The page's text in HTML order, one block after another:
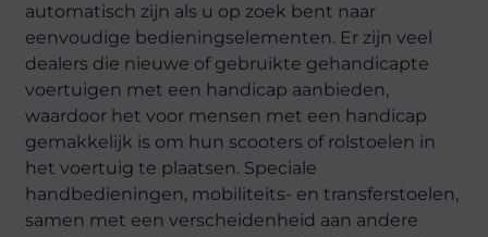
automatisch zijn als u op zoek bent naar
eenvoudige bedieningselementen. Er zijn veel
dealers die nieuwe of gebruikte gehandicapte
voertuigen met een handicap aanbieden,
waardoor het voor mensen met een handicap
gemakkelijk is om hun scooters of rolstoelen in
het voertuig te plaatsen. Speciale
handbedieningen, mobiliteits- en transferstoelen,
samen met een verscheidenheid aan andere